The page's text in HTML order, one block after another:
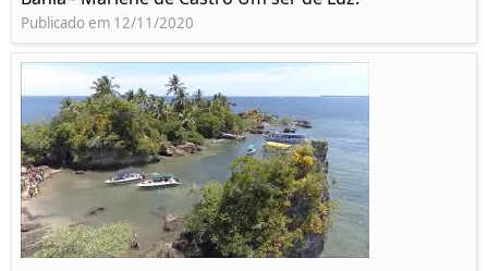
Publicado em 12/11/2020